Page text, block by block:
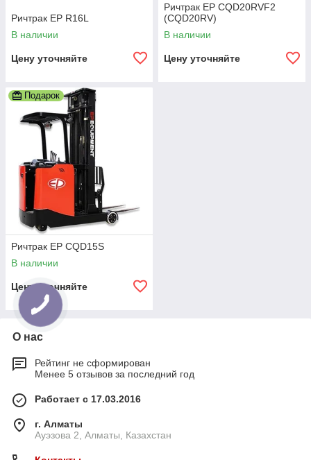
Ричтрак EP R16L
В наличии
Цену уточняйте
Ричтрак EP CQD20RVF2
(CQD20RV)
В наличии
Цену уточняйте
Подарок
Ричтрак EP CQD15S
В наличии
Цену уточняйте
О нас
Рейтинг не сформирован
Менее 5 отзывов за последний год
Работает с 17.03.2016
г. Алматы
Ауэзова 2, Алматы, Казахстан